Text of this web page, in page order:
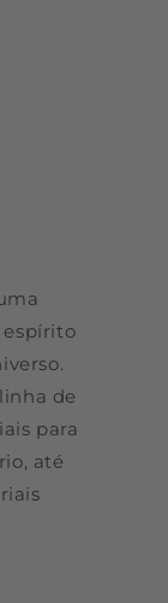
espírito
de
para
até